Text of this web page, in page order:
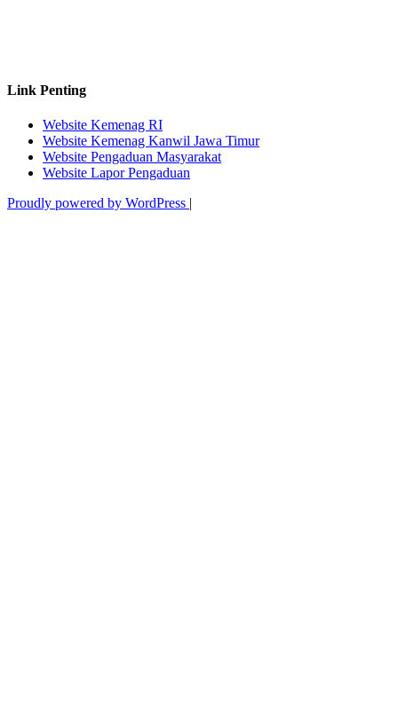
Link Penting
Website Kemenag RI
Website Kemenag Kanwil Jawa Timur
Website Pengaduan Masyarakat
Website Lapor Pengaduan
Proudly powered by WordPress |